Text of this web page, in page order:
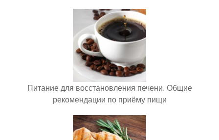
Питание для восстановления печени. Общие
рекомендации по приёму пищи